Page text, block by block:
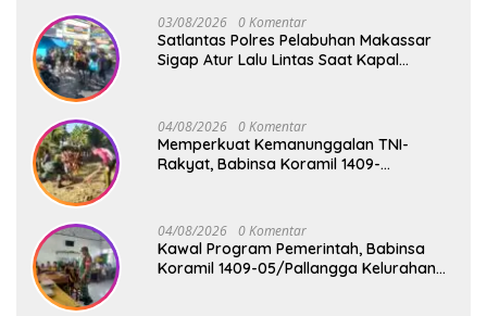
03/08/2026 0 Komentar
Satlantas Polres Pelabuhan Makassar
Sigap Atur Lalu Lintas Saat Kapal
04/08/2026 0 Komentar
Memperkuat Kemanunggalan TNI-
Rakyat, Babinsa Koramil 1409-
04/08/2026 0 Komentar
Kawal Program Pemerintah, Babinsa
Koramil 1409-05/Pallangga Kelurahan